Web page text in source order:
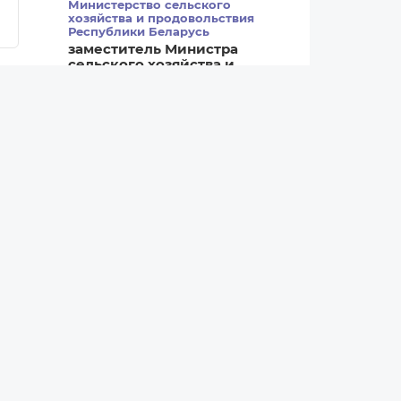
Министерство сельского
хозяйства и продовольствия
Республики Беларусь
заместитель Министра
сельского хозяйства и